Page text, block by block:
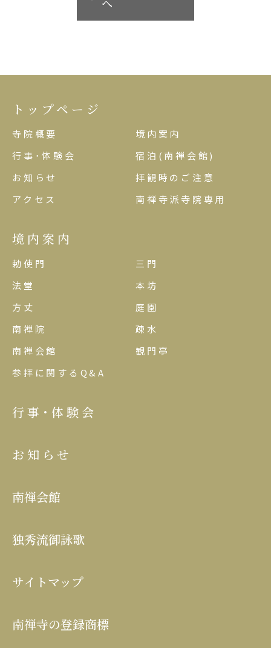
へ
トップページ
寺院概要
境内案内
行事･体験会
宿泊(南禅会館)
お知らせ
拝観時のご注意
アクセス
南禅寺派寺院専用
境内案内
勅使門
三門
法堂
本坊
方丈
庭園
南禅院
疎水
南禅会館
観門亭
参拝に関するQ&A
行事･体験会
お知らせ
南禅会館
独秀流御詠歌
サイトマップ
南禅寺の登録商標